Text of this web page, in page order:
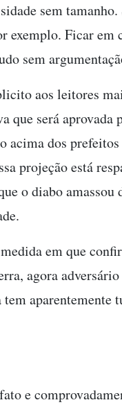
sem
exemplo. Ficar
sem
aos leitores
que será
dos
projeção está
o diabo
em que
agora
aparentemente
e